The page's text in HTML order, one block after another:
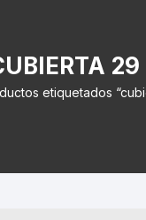
29
etiquetados